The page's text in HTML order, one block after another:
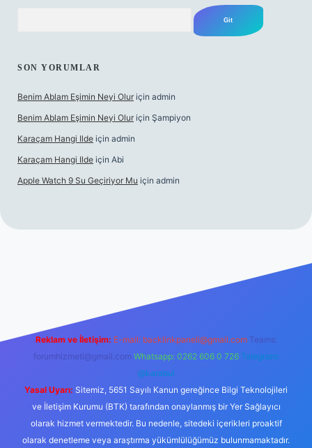
SON YORUMLAR
Benim Ablam Eşimin Neyi Olur için admin
Benim Ablam Eşimin Neyi Olur için Şampiyon
Karaçam Hangi Ilde için admin
Karaçam Hangi Ilde için Abi
Apple Watch 9 Su Geçiriyor Mu için admin
Reklam ve İletişim: E-mail: backlinkpaneli@gmail.com Teams:
forumhizmeti@gmail.com Whatsapp: 0262 606 0 726 Telegram:
@karabul
Yasal Uyarı: Sitemiz, 5651 Sayılı Kanun gereğince Bilgi Teknolojileri
ve İletişim Kurumu (BTK) tarafından onaylanmış bir Yer Sağlayıcı
olarak hizmet vermektedir. Bu nedenle, sitedeki içerikleri proaktif
olarak denetleme veya araştırma yükümlülüğümüz bulunmamaktadır.